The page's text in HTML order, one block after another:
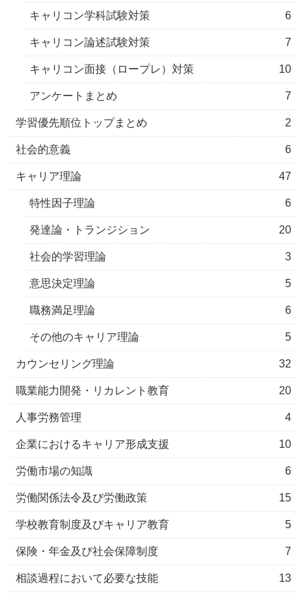
キャリコン学科試験対策 6
キャリコン論述試験対策 7
キャリコン面接（ロープレ）対策 10
アンケートまとめ 7
学習優先順位トップまとめ 2
社会的意義 6
キャリア理論 47
特性因子理論 6
発達論・トランジション 20
社会的学習理論 3
意思決定理論 5
職務満足理論 6
その他のキャリア理論 5
カウンセリング理論 32
職業能力開発・リカレント教育 20
人事労務管理 4
企業におけるキャリア形成支援 10
労働市場の知識 6
労働関係法令及び労働政策 15
学校教育制度及びキャリア教育 5
保険・年金及び社会保障制度 7
相談過程において必要な技能 13